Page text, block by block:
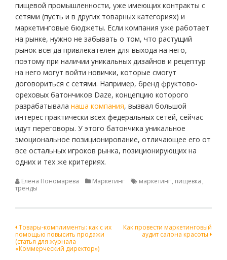
пищевой промышленности, уже имеющих контракты с
сетями (пусть и в других товарных категориях) и
маркетинговые бюджеты. Если компания уже работает
на рынке, нужно не забывать о том, что растущий
рынок всегда привлекателен для выхода на него,
поэтому при наличии уникальных дизайнов и рецептур
на него могут войти новички, которые смогут
договориться с сетями. Например, бренд фруктово-
ореховых батончиков Daze, концепцию которого
разрабатывала наша компания, вызвал большой
интерес практически всех федеральных сетей, сейчас
идут переговоры. У этого батончика уникальное
эмоциональное позиционирование, отличающее его от
все остальных игроков рынка, позиционирующих на
одних и тех же критериях.
Елена Пономарева Маркетинг маркетинг, пищевка ,
тренды
Навигация
по
Товары-комплименты: как с их
помощью повысить продажи
(статья для журнала
«Коммерческий директор»)
Как провести маркетинговый
аудит салона красоты